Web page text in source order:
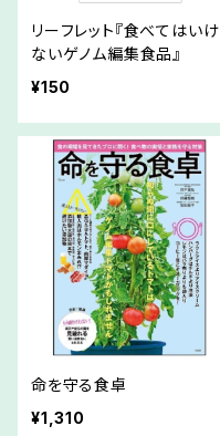
リーフレット『食べてはいけ
ないゲノム編集食品』
¥150
命を守る食卓
¥1,310